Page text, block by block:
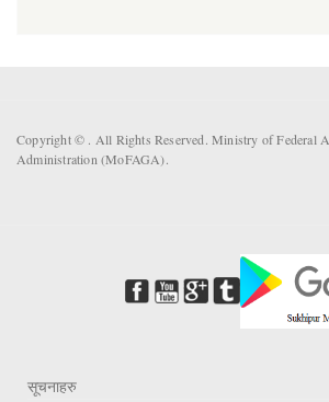
Copyright © . All Rights Reserved. Ministry of Federal
Administration (MoFAGA).
सूचनाहरु